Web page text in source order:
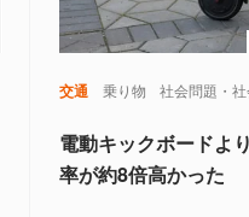
交通 乗り物 社会問題・
電動キックボードよ
率が約8倍高かった